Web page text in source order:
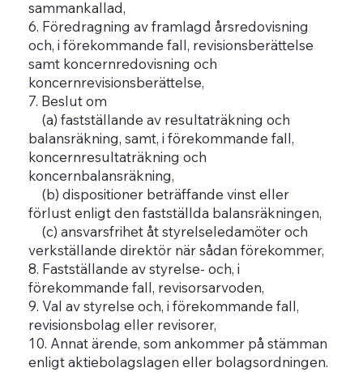
sammankallad,
6. Föredragning av framlagd årsredovisning
och, i förekommande fall, revisionsberättelse
samt koncernredovisning och
koncernrevisionsberättelse,
7. Beslut om
(a) fastställande av resultaträkning och
balansräkning, samt, i förekommande fall,
koncernresultaträkning och
koncernbalansräkning,
(b) dispositioner beträffande vinst eller
förlust enligt den fastställda balansräkningen,
(c) ansvarsfrihet åt styrelseledamöter och
verkställande direktör när sådan förekommer,
8. Fastställande av styrelse- och, i
förekommande fall, revisorsarvoden,
9. Val av styrelse och, i förekommande fall,
revisionsbolag eller revisorer,
10. Annat ärende, som ankommer på stämman
enligt aktiebolagslagen eller bolagsordningen.